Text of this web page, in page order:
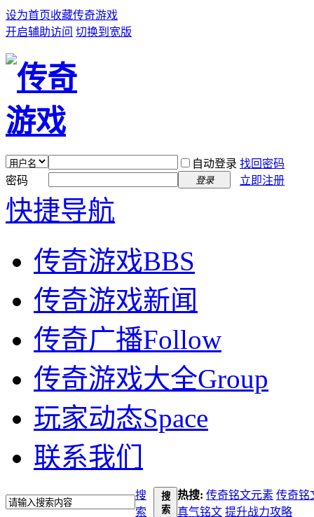
设为首页收藏传奇游戏
开启辅助访问 切换到宽版
自动登录 找回密码
密码
登录 立即注册
快捷导航
传奇游戏BBS
传奇游戏新闻
传奇广播Follow
传奇游戏大全Group
玩家动态Space
联系我们
搜
索
搜
索
热搜: 传奇铭文元素 传奇铭
真气铭文 提升战力攻略